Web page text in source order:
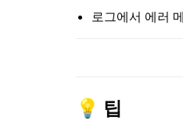
로그에서 에러
💡 팁